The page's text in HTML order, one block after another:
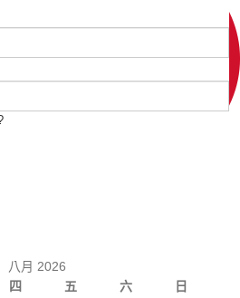
八月 2026
四 五 六 日